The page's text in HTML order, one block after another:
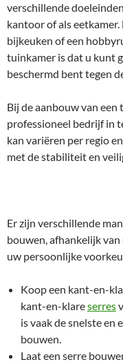
verschillende
kantoor of als
bijkeuken of een
tuinkamer is dat u kunt
beschermd bent tegen
Bij de aanbouw van een
professioneel bedrijf in
kan variëren per regio
met de stabiliteit en
Er zijn verschillende
bouwen, afhankelijk
uw persoonlijke
Koop een kant-en-
kant-en-klareserres
is vaak de snelste en
bouwen.
Laat een serre